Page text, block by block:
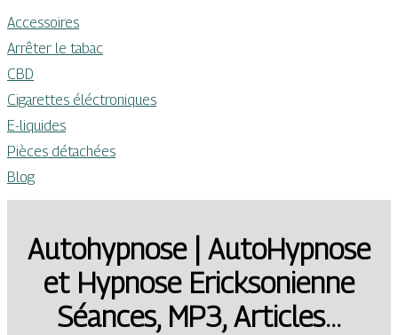
Accessoires
Arrêter le tabac
CBD
Cigarettes éléctroniques
E-liquides
Pièces détachées
Blog
Autohypnose | AutoHypnose
et Hypnose Erickso­nien­ne
Séances, MP3, Articles…